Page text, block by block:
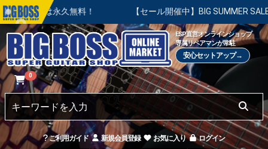
無料！ 【セール開催中】BIG SUMMER SALE | 対象の商品
ESP直営オンラインショップ
専属リペアマンが常駐
安心セットアップ→
0
ご利用ガイド 新規会員登録 お気に入り ログイン